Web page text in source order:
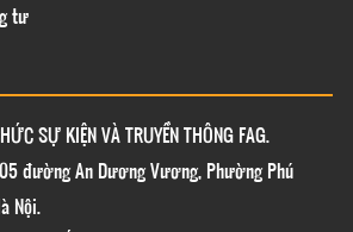
tư
SỰ KIỆN VÀ TRUYỀN THÔNG FAG.
đường An Dương Vương, Phường Phú
Nội.